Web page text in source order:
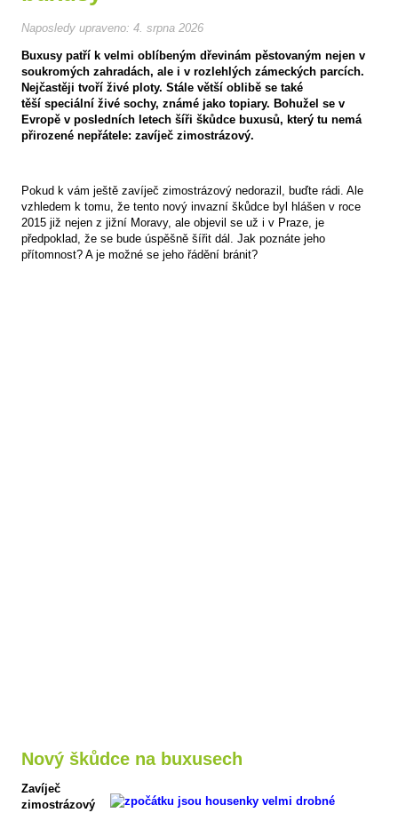
Naposledy upraveno: 4. srpna 2026
Buxusy patří k velmi oblíbeným dřevinám pěstovaným nejen v
soukromých zahradách, ale i v rozlehlých zámeckých parcích.
Nejčastěji tvoří živé ploty. Stále větší oblibě se také
těší speciální živé sochy, známé jako topiary. Bohužel se v
Evropě v posledních letech šíři škůdce buxusů, který tu nemá
přirozené nepřátele: zavíječ zimostrázový.
Pokud k vám ještě zavíječ zimostrázový nedorazil, buďte rádi. Ale
vzhledem k tomu, že tento nový invazní škůdce byl hlášen v roce
2015 již nejen z jižní Moravy, ale objevil se už i v Praze, je
předpoklad, že se bude úspěšně šířit dál. Jak poznáte jeho
přítomnost? A je možné se jeho řádění bránit?
Nový škůdce na buxusech
Zavíječ
zimostrázový